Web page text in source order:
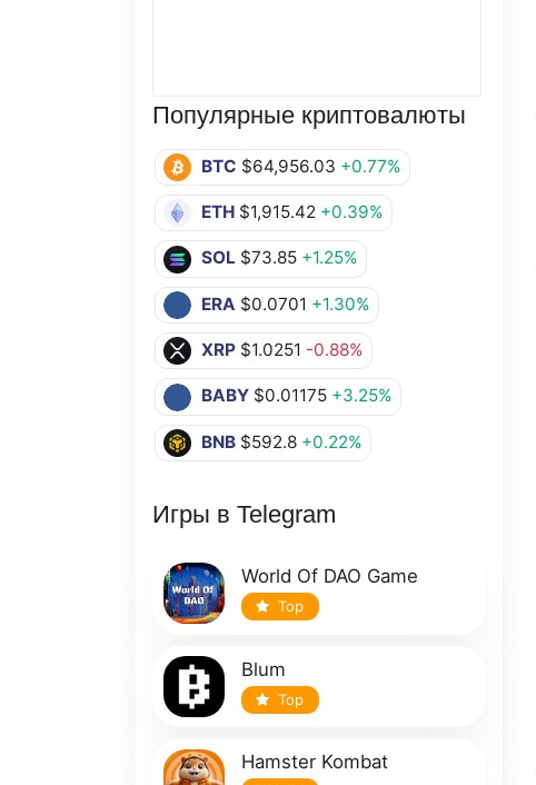
Популярные криптовалюты
BTC $64,956.03 +0.77%
ETH $1,915.42 +0.39%
SOL $73.85 +1.25%
ERA $0.0701 +1.30%
XRP $1.0251 -0.88%
BABY $0.01175 +3.25%
BNB $592.8 +0.22%
Игры в Telegram
World Of DAO Game
Top
Blum
Top
Hamster Kombat